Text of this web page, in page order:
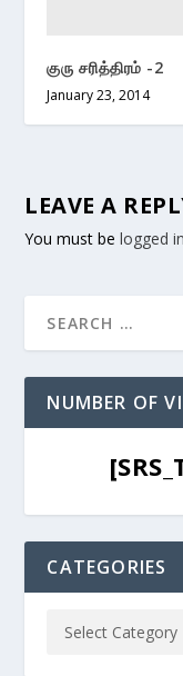
குரு சரித்திரம் -2
January 23, 2014
LEAVE A
You must belogged in
NUMBER OF
CATEGORIES